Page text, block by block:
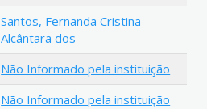
Santos, Fernanda Cristina
Alcântara dos
Não Informado pela instituição
Não Informado pela instituição